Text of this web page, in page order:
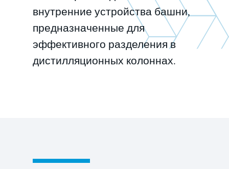
внутренние устройства башни,
предназначенные для
эффективного разделения в
дистилляционных колоннах.